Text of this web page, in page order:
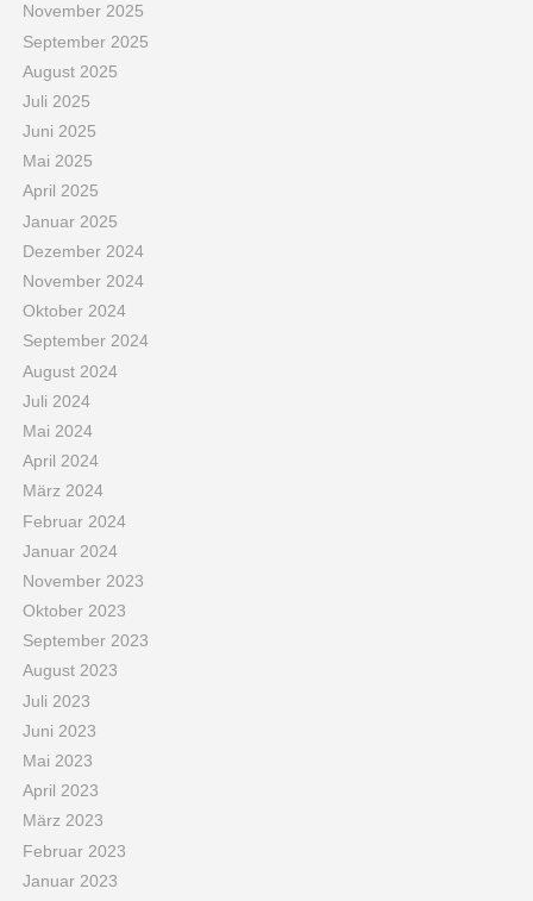
November 2025
September 2025
August 2025
Juli 2025
Juni 2025
Mai 2025
April 2025
Januar 2025
Dezember 2024
November 2024
Oktober 2024
September 2024
August 2024
Juli 2024
Mai 2024
April 2024
März 2024
Februar 2024
Januar 2024
November 2023
Oktober 2023
September 2023
August 2023
Juli 2023
Juni 2023
Mai 2023
April 2023
März 2023
Februar 2023
Januar 2023